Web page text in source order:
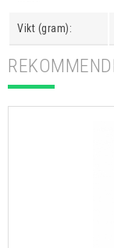
Vikt (gram):